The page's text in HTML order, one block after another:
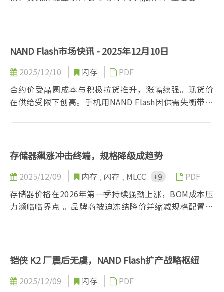
级SSD为关键动能，公司将持续聚焦高毛利应用以优化
NAND Flash市场快讯 - 2025年12月10日
2025/12/10 闪存
PDF
合约价受晶圆成本与积极拉货推升，涨幅续强。现货价
在供给受限下创高。手机用NAND Flash因供需失衡带动
Android整体成本，压缩中低阶机种空间。
存储器飙涨冲击终端，规格降级成趋势
2025/12/09 内存 , 闪存 , MLCC +9
PDF
存储器价格在2026年第一季持续强劲上涨，BOM成本压
力濒临临界点 。品牌商被迫冻结降价并缩减规格配置，
铠侠 K2 厂震后无虞，NAND Flash扩产战略枢纽
2025/12/09 闪存
PDF